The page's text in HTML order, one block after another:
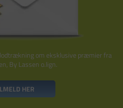
om eksklusive præmier fra
By Lassen o.lign.
HER